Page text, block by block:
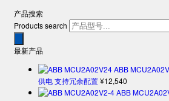
产品搜索
Products search
最新产品
ABB
供电 支持冗余配置¥12,540
ABB